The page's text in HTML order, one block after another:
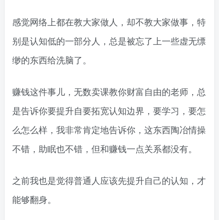
感觉网络上都在教大家做人，却不教大家做事，特
别是认知低的一部分人，总是被忘了上一些虚无缥
缈的东西给洗脑了。
赚钱这件事儿，无数卖课教你财富自由的老师，总
是告诉你要提升自要拓宽认知边界，要学习，要怎
么怎么样，我非常肯定地告诉你，这东西陶冶情操
不错，助眠也不错，但和赚钱一点关系都没有。
之前我也是觉得普通人应该先提升自己的认知，才
能够翻身。